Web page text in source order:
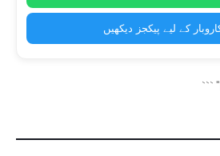
کے لیے پیکجز دیکھیں
```